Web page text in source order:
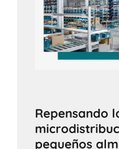
Repensando
pequeños